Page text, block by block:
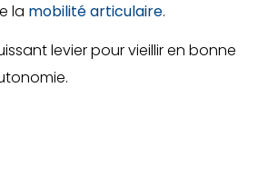
la mobilité articulaire.
levier pour vieillir en bonne